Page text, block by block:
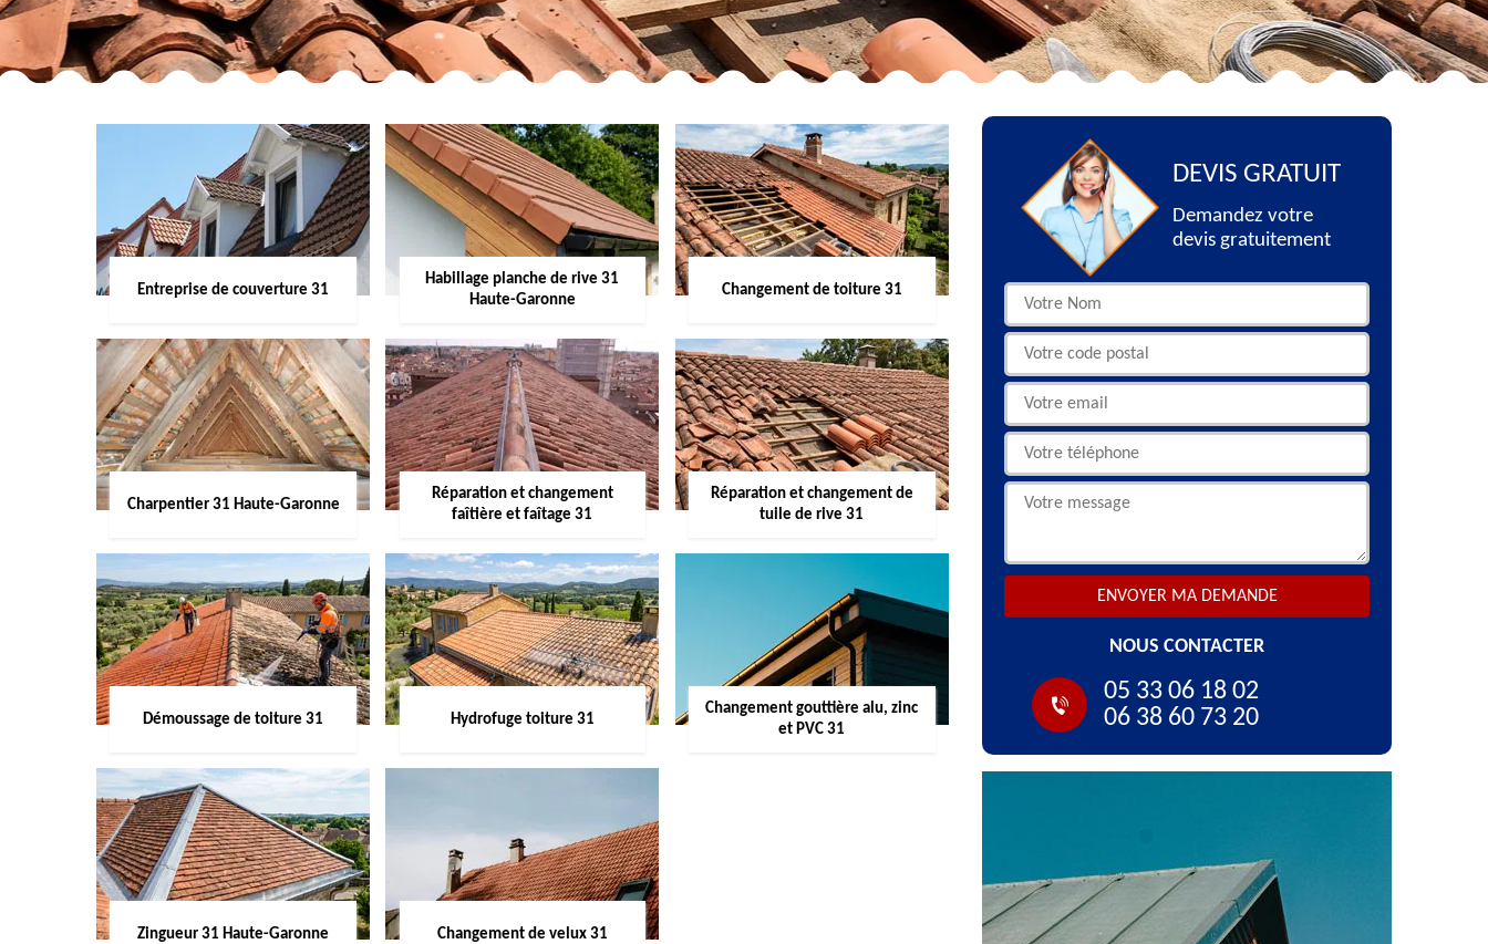
Entreprise de couverture 31
Habillage planche de rive 31
Haute-Garonne
Changement de toiture 31
Charpentier 31 Haute-Garonne
Réparation et changement
faîtière et faîtage 31
Réparation et changement de
tuile de rive 31
Démoussage de toiture 31 Hydrofuge toiture 31
Changement gouttière alu, zinc
et PVC 31
Zingueur 31 Haute-Garonne Changement de velux 31
DEVIS GRATUIT
Demandez votre
devis gratuitement
NOUS CONTACTER
05 33 06 18 02
06 38 60 73 20